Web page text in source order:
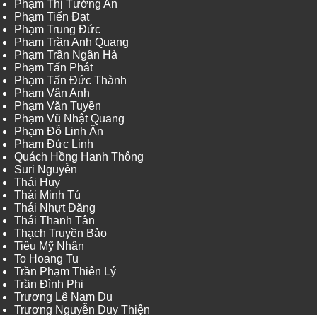
Phạm Thị Tường An
Phạm Tiến Đạt
Phạm Trung Đức
Phạm Trần Anh Quang
Phạm Trần Ngân Hà
Phạm Tấn Phát
Phạm Tấn Đức Thành
Phạm Vân Anh
Phạm Văn Tuyền
Phạm Vũ Nhật Quang
Phạm Đỗ Linh Ấn
Phạm Đức Linh
Quách Hồng Hanh Thông
Suri Nguyễn
Thái Huy
Thái Minh Tú
Thái Nhựt Đăng
Thái Thanh Tân
Thạch Truyền Bảo
Tiêu Mỹ Nhân
To Hoang Tu
Trần Phạm Thiên Lý
Trần Đình Phi
Trương Lê Nam Du
Trương Nguyễn Duy Thiện